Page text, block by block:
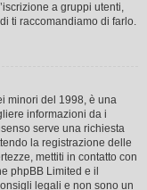
a gruppi utenti,
ti raccomandiamo di farlo.
minori del 1998, è una
informazioni da i
serve una richiesta
la registrazione delle
mettiti in contatto con
phpBB Limited e il
legali e non sono un